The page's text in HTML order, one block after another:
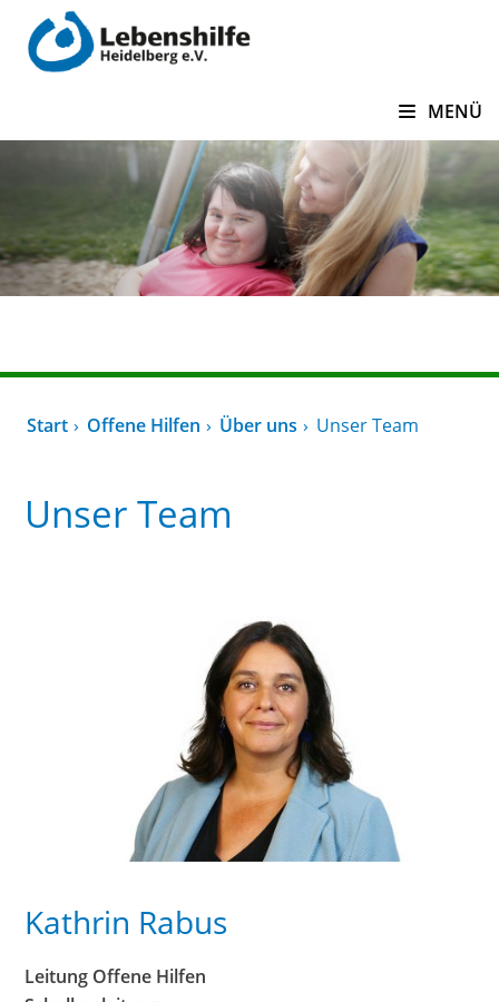
zum Inhalt springen
MENÜ
Start Offene Hilfen Über uns Unser Team
Unser Team
Kathrin Rabus
Leitung Offene Hilfen